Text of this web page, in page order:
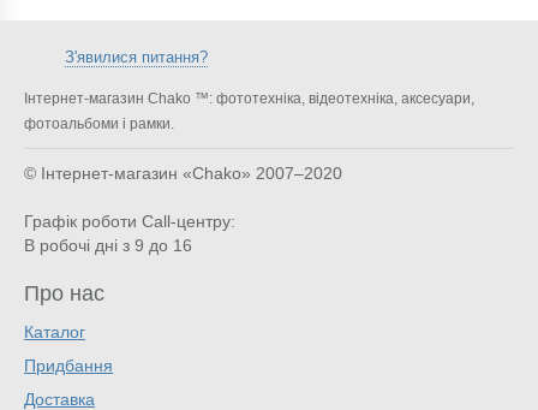
З'явилися питання?
Інтернет-магазин Chako ™: фототехніка, відеотехніка, аксесуари,
фотоальбоми і рамки.
© Інтернет-магазин «Chako» 2007–2020
Графік роботи Call-центру:
В робочі дні з 9 до 16
Про нас
Каталог
Придбання
Доставка